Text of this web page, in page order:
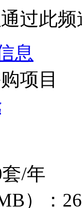
过此
息
项目
/年
）：